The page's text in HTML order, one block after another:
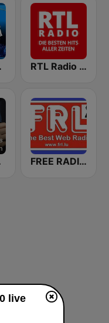
RTL Radio Die besten Hits aller Zeiten
FREE RADIO LUXEMBOURG
live